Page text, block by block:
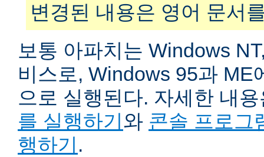
변경된 내용은 영어 문서
보통 아파치는 Windows
비스로, Windows 95과 ME
으로 실행된다. 자세한 내
를 실행하기와 콘솔 프로그
행하기 .